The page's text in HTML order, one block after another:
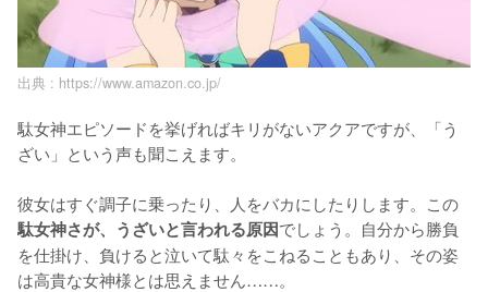
出典 : https://www.amazon.co.jp/
駄女神エピソードを挙げればキリがないアクアですが、「う
ざい」という声も聞こえます。
彼女はすぐ調子に乗ったり、人をバカにしたりします。この
駄女神さが、うざいと言われる原因でしょう。自分から勝負
を仕掛け、負けると泣いて駄々をこねることもあり、その姿
は高貴な女神様とは思えません……。